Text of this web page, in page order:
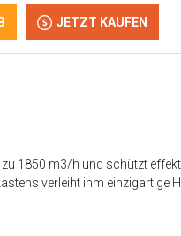
JETZT KAUFEN
1850 m3/h und schützt
verleiht ihm einzigartige